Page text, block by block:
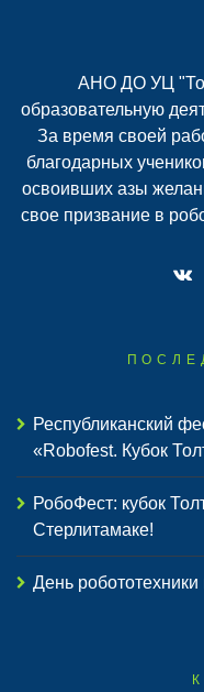
АНО ДО УЦ
образовательную
За время своей
благодарных
освоивших азы
свое призвание в
Республиканский
«Robofest. Кубок
РобоФест: кубок
Стерлитамаке!
День